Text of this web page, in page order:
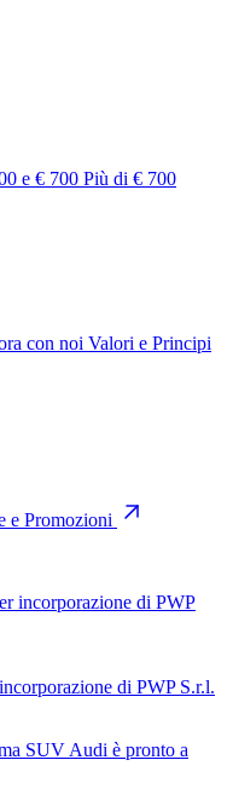
e € 700 Più di € 700
con noi Valori e Principi
e Promozioni
di PWP S.r.l.